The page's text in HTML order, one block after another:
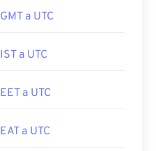
GMT a UTC
IST a UTC
EET a UTC
EAT a UTC